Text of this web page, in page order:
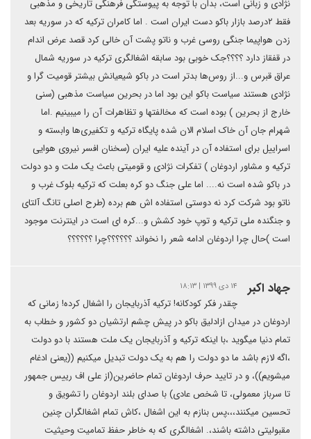
نژادی و زبانی است، بدان با توجه به پیوستگی فرهنگی تاریخی و مذهبی
فقط ۲درصد بازار باکو دست ایران است . اما کامران ترکیه که در سوریه بعد
زدن هواپیما جنگی روسی غرب و ناتو پشت آن خالی کرد قصد عرض اندام
در قفقاز دارد ؟؟؟؟جک خوبی بود سابقه اشغالگری ترکیه در سوریه شمال
عراق قبرس و...از روس‌ها بدتر است در باکو شیعیانش بیشتر قومیت گرا و
نژادی هستند سیاست باکو این بود اما در بحرین سیاست مذهبی (سنی
خارج از بحرین ) بوده است که مخالفتها و تظاهرات آن را میبینیم .اما
شهرام جان آن خاک اسلام الان شده پایگاه ترکیه و تکفیری‌ها وابسته و
اسراییل برای استفاده آن در آینده علیه ایران (سخنان افسر نیروی هوایی
ترکیه و مشاور اردوغان ) تفکرات نژادی و قومیتی باعث یک ملت و دو دولت
در باکو شده است نه.... اما علی جنگ دو کره بعلت که ترکیه بلوک غرب و
ناتو بود شرکت کرد نه دوستی استفاده اش هم برده (طرح اصلی تانگ آلتای
و جنگنده ملی ترکیه و توپ خود کشش و...کره ای است در اینترنت موجود
است )حال چرا اردوغان ادامه شعر را نخواند ؟؟؟؟؟؟چرا ؟؟؟؟؟؟
جهاد اکبر ۱۴ دی ۱۳۹۹ | ۱۸:۱۳
چقدر فکر کودکانه! ترکیه آذربایجان را اشغال کرده! زمانی که
اردوغان در میدان ازادلیق باکو در پیش چشم ارتشیان دو کشور و خطاب به
تمام دنیا میگوید ،با اینکه ترکیه و آذربایجان یک ملت هستند با دو دولت
،اگه لازم باشد ما دو دولت را هم به یک دولت تبدیل میکنیم ((یعنی ادغام
میشویم))، و در تایید حرف اردوغان تمام حاضرین(از علی اف رییس جمهور
تا سرباز معمولی، تا شخص عادی) با صدای بلند اردوغان را تشویق و
تحسین میکنند،،،پس بنازم به این اشغال ،کاش تمام اشغالگران چنین
مقبولیتی داشته باشند،. اشغالگری که به خاطر حفظ تمامیت وحیثیت